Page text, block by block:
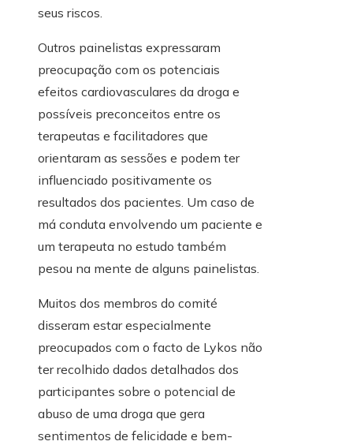
seus riscos.
Outros painelistas expressaram
preocupação com os potenciais
efeitos cardiovasculares da droga e
possíveis preconceitos entre os
terapeutas e facilitadores que
orientaram as sessões e podem ter
influenciado positivamente os
resultados dos pacientes. Um caso de
má conduta envolvendo um paciente e
um terapeuta no estudo também
pesou na mente de alguns painelistas.
Muitos dos membros do comité
disseram estar especialmente
preocupados com o facto de Lykos não
ter recolhido dados detalhados dos
participantes sobre o potencial de
abuso de uma droga que gera
sentimentos de felicidade e bem-